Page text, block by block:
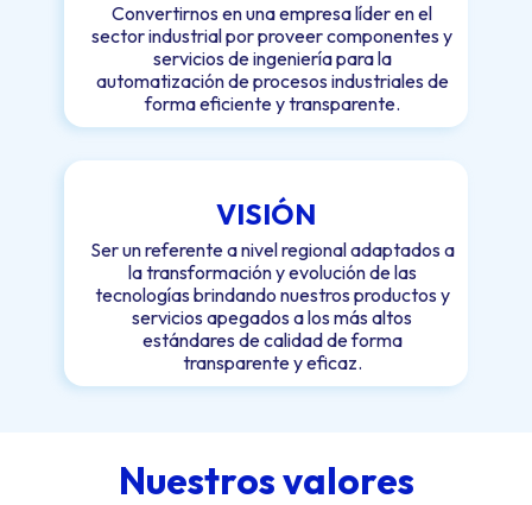
Convertirnos en una empresa líder en el
sector industrial por proveer componentes y
servicios de ingeniería para la
automatización de procesos industriales de
forma eficiente y transparente.
VIS​​​​IÓN
Ser un referente a nivel regional adaptados a
la transformación y evolución de las
tecnologías brindando nuestros productos y
servicios apegados a los más altos
estándares de calidad de forma
transparente y eficaz.
Nuestros valores